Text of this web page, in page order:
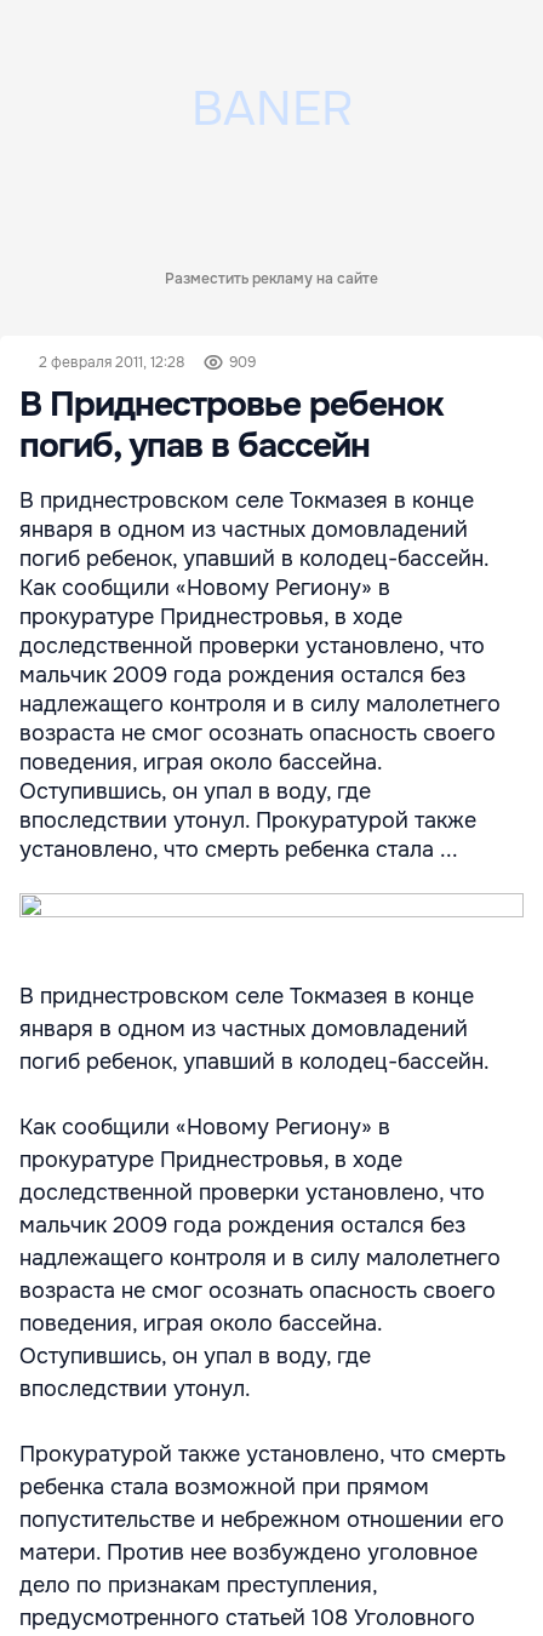
Разместить рекламу на сайте
2 февраля 2011, 12:28 909
В Приднестровье ребенок
погиб, упав в бассейн
В приднестровском селе Токмазея в конце
января в одном из частных домовладений
погиб ребенок, упавший в колодец-бассейн.
Как сообщили «Новому Региону» в
прокуратуре Приднестровья, в ходе
доследственной проверки установлено, что
мальчик 2009 года рождения остался без
надлежащего контроля и в силу малолетнего
возраста не смог осознать опасность своего
поведения, играя около бассейна.
Оступившись, он упал в воду, где
впоследствии утонул. Прокуратурой также
установлено, что смерть ребенка стала ...
В приднестровском селе Токмазея в конце
января в одном из частных домовладений
погиб ребенок, упавший в колодец-бассейн.
Как сообщили «Новому Региону» в
прокуратуре Приднестровья, в ходе
доследственной проверки установлено, что
мальчик 2009 года рождения остался без
надлежащего контроля и в силу малолетнего
возраста не смог осознать опасность своего
поведения, играя около бассейна.
Оступившись, он упал в воду, где
впоследствии утонул.
Прокуратурой также установлено, что смерть
ребенка стала возможной при прямом
попустительстве и небрежном отношении его
матери. Против нее возбуждено уголовное
дело по признакам преступления,
предусмотренного статьей 108 Уголовного